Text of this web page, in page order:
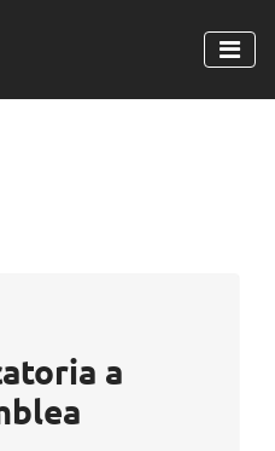
a